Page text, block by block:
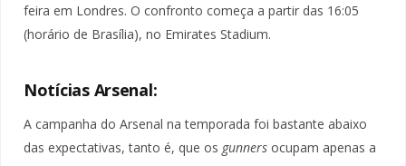
feira em Londres. O confronto começa a partir das 16:05
(horário de Brasília), no Emirates Stadium.
Notícias Arsenal:
A campanha do Arsenal na temporada foi bastante abaixo
das expectativas, tanto é, que os gunners ocupam apenas a